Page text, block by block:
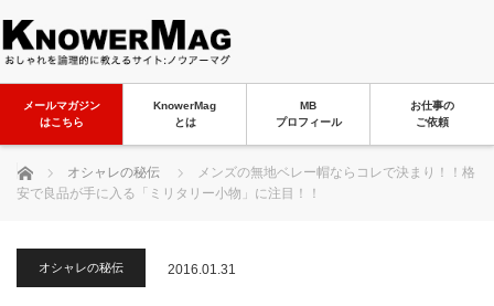
メールマガジン
はこちら
KnowerMag
とは
MB
プロフィール
お仕事の
ご依頼
ホーム オシャレの秘伝
メンズの無地ベレー帽ならコレで決まり！！格
安で良品が手に入る「ミリタリー小物」に注目！！
オシャレの秘伝 2016.01.31